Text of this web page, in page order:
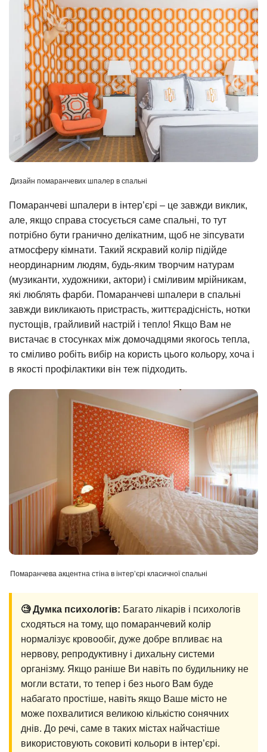
Дизайн помаранчевих шпалер в спальні
Помаранчеві шпалери в інтер’єрі – це завжди виклик,
але, якщо справа стосується саме спальні, то тут
потрібно бути гранично делікатним, щоб не зіпсувати
атмосферу кімнати. Такий яскравий колір підійде
неординарним людям, будь-яким творчим натурам
(музиканти, художники, актори) і сміливим мрійникам,
які люблять фарби. Помаранчеві шпалери в спальні
завжди викликають пристрасть, життєрадісність, нотки
пустощів, грайливий настрій і тепло! Якщо Вам не
вистачає в стосунках між домочадцями якогось тепла,
то сміливо робіть вибір на користь цього кольору, хоча і
в якості профілактики він теж підходить.
Помаранчева акцентна стіна в інтер’єрі класичної спальні
🧐 Думка психологів: Багато лікарів і психологів
сходяться на тому, що помаранчевий колір
нормалізує кровообіг, дуже добре впливає на
нервову, репродуктивну і дихальну системи
організму. Якщо раніше Ви навіть по будильнику не
могли встати, то тепер і без нього Вам буде
набагато простіше, навіть якщо Ваше місто не
може похвалитися великою кількістю сонячних
днів. До речі, саме в таких містах найчастіше
використовують соковиті кольори в інтер’єрі.